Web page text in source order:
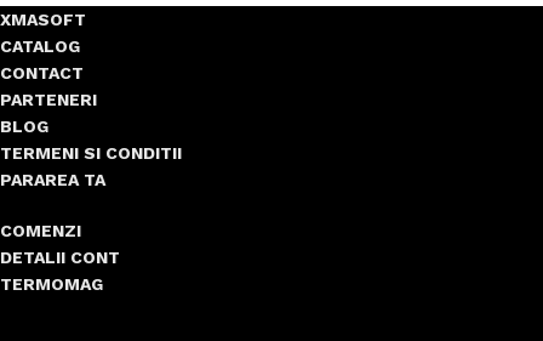
XMASOFT
CATALOG
CONTACT
PARTENERI
BLOG
TERMENI SI CONDITII
PARAREA TA
COMENZI
DETALII CONT
TERMOMAG